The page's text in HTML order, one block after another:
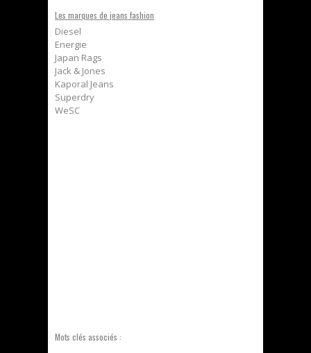
Les marques de jeans fashion
Diesel
Energie
Japan Rags
Jack & Jones
Kaporal Jeans
Superdry
WeSC
Mots clés associés :